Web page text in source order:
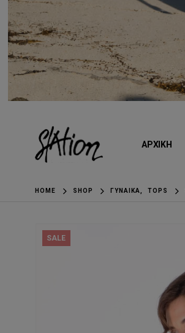
ΑΡΧΙΚΗ
HOME SHOP ΓΥΝΑΊΚΑ TOPS
SALE